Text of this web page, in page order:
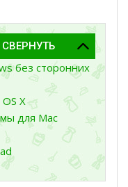
без сторонних
X
для Mac